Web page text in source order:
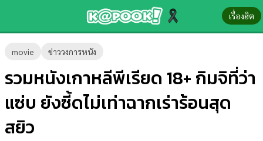
เรื่องฮิต
movie ข่าววงการหนัง
รวมหนังเกาหลีพีเรียด 18+ กิมจิที่ว่า
แซ่บ ยังซี้ดไม่เท่าฉากเร่าร้อนสุด
สยิว
ข่าว-
ความ
รู้